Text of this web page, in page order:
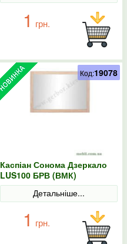
1 грн.
Каспіан Сонома Дзеркало
LUS100 БРВ (ВМК)
Детальніше...
1 грн.
Код:19078